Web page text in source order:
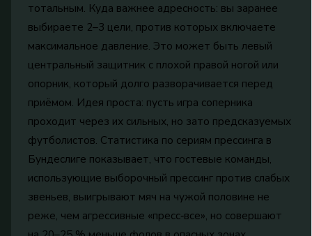
тотальным. Куда важнее адресность: вы заранее
выбираете 2–3 цели, против которых включаете
максимальное давление. Это может быть левый
центральный защитник с плохой правой ногой или
опорник, который долго разворачивается перед
приёмом. Идея проста: пусть игра соперника
проходит через их сильных, но зато предсказуемых
футболистов. Статистика по сериям прессинга в
Бундеслиге показывает, что гостевые команды,
использующие выборочный прессинг против слабых
звеньев, выигрывают мяч на чужой половине не
реже, чем агрессивные «пресс‑все», но совершают